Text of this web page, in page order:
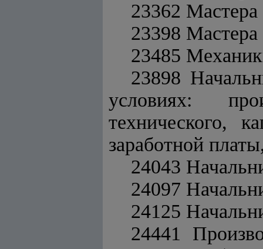
23362
23398 Мастера
23485
23898
условиях:
технического,
заработной
24043
24097
24125
24441